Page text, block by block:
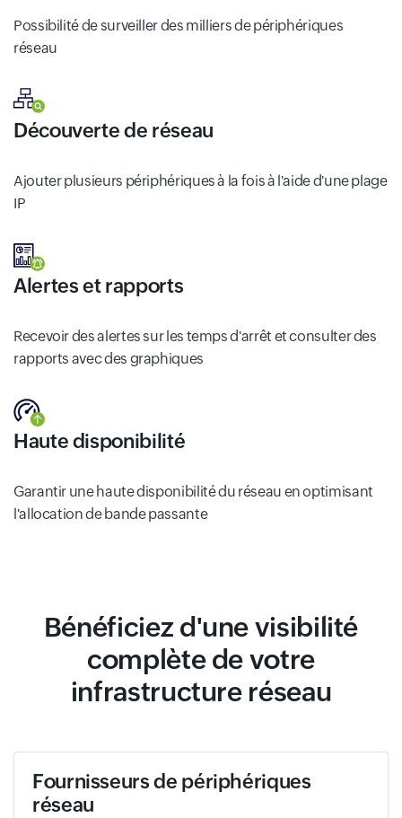
Possibilité de surveiller des milliers de périphériques
réseau
Découverte de réseau
Ajouter plusieurs périphériques à la fois à l'aide d'une plage
IP
Alertes et rapports
Recevoir des alertes sur les temps d'arrêt et consulter des
rapports avec des graphiques
Haute disponibilité
Garantir une haute disponibilité du réseau en optimisant
l'allocation de bande passante
Bénéficiez d'une visibilité
complète de votre
infrastructure réseau
Fournisseurs de périphériques
réseau